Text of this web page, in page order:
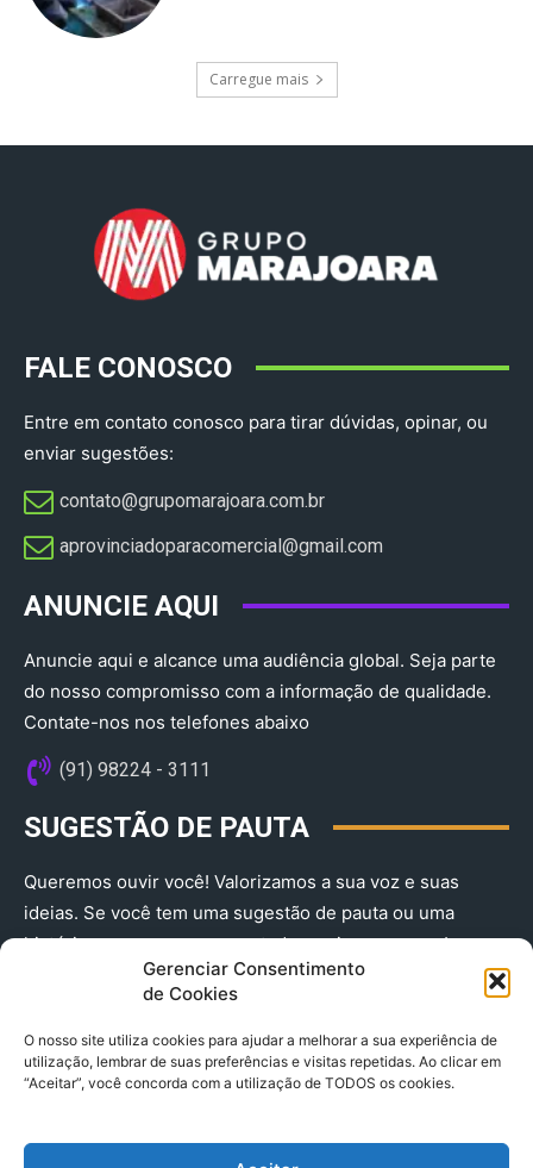
Gerenciar Consentimento
de Cookies
O nosso site utiliza cookies para ajudar a melhorar a sua experiência de
utilização, lembrar de suas preferências e visitas repetidas. Ao clicar em
“Aceitar”, você concorda com a utilização de TODOS os cookies.
Carregue mais
FALE CONOSCO
Entre em contato conosco para tirar dúvidas, opinar, ou
enviar sugestões:
contato@grupomarajoara.com.br
aprovinciadoparacomercial@gmail.com​
ANUNCIE AQUI
Anuncie aqui e alcance uma audiência global. Seja parte
do nosso compromisso com a informação de qualidade.
Contate-nos nos telefones abaixo
(91) 98224 - 3111
SUGESTÃO DE PAUTA
Queremos ouvir você! Valorizamos a sua voz e suas
ideias. Se você tem uma sugestão de pauta ou uma
história que merece ser contada, envie-nos agora!
(91) 98224 - 3111